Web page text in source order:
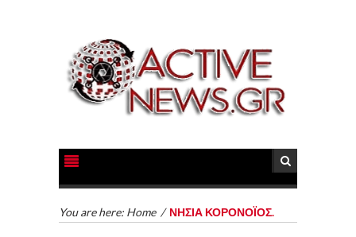
You are here: Home / ΝΗΣΙΑ ΚΟΡΟΝΟΪΟΣ.